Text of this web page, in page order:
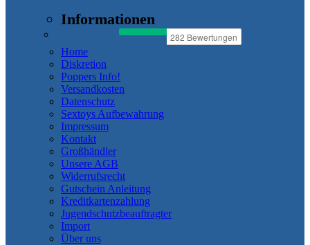
Informationen
Home
Diskretion
Poppers Info!
Versandkosten
Datenschutz
Sextoys Aufbewahrung
Impressum
Kontakt
Großhändler
Unsere AGB
Widerrufsrecht
Gutschein Anleitung
Kreditkartenzahlung
Jugendschutzbeauftragter
Import
Über uns